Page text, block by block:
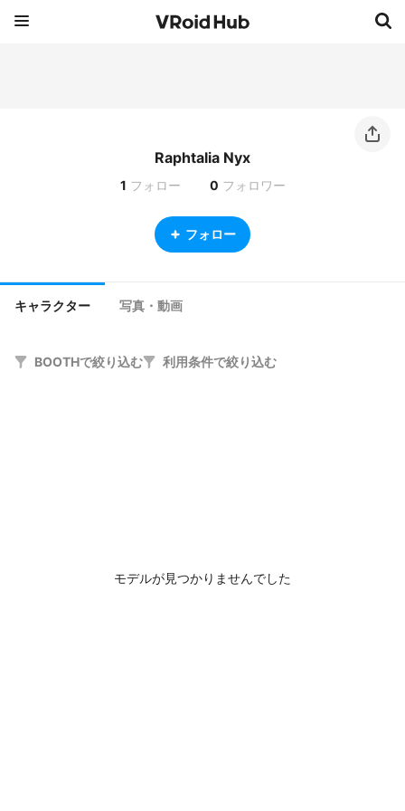
Raphtalia Nyx
1 フォロー 0 フォロワー
フォロー
キャラクター 写真・動画
BOOTHで絞り込む 利用条件で絞り込む
モデルが見つかりませんでした